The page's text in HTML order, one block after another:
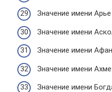
Значение имени Арье
Значение имени
Значение имени
Значение имени
Значение имени